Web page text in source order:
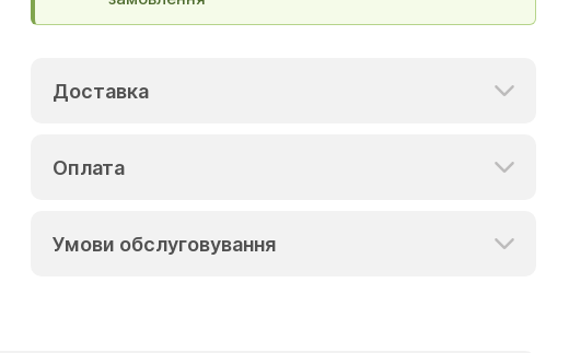
Доставка
Оплата
Умови обслуговування